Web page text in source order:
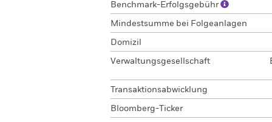
Benchmark-Erfolgsgebühr
Mindestsumme bei Folgeanlagen
Domizil
Verwaltungsgesellschaft
Transaktionsabwicklung
Bloomberg-Ticker